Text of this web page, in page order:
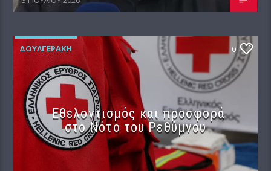
ΔΟΥΛΓΕΡΆΚΗ 0
Εθελοντισμός και προσφορά
στο Νότο του Ρεθύμνου